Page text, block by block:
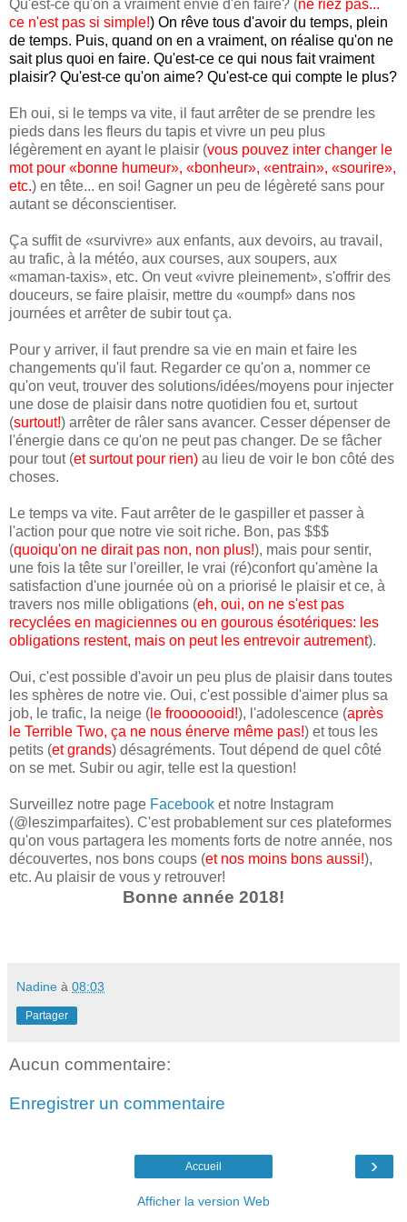
Qu'est-ce qu'on a vraiment envie d'en faire? (ne riez pas...
ce n'est pas si simple!) On rêve tous d'avoir du temps, plein
de temps. Puis, quand on en a vraiment, on réalise qu'on ne
sait plus quoi en faire. Qu'est-ce ce qui nous fait vraiment
plaisir? Qu'est-ce qu'on aime? Qu'est-ce qui compte le plus?
Eh oui, si le temps va vite, il faut arrêter de se prendre les
pieds dans les fleurs du tapis et vivre un peu plus
légèrement en ayant le plaisir (vous pouvez inter changer le
mot pour «bonne humeur», «bonheur», «entrain», «sourire»,
etc.) en tête... en soi! Gagner un peu de légèreté sans pour
autant se déconscientiser.
Ça suffit de «survivre» aux enfants, aux devoirs, au travail,
au trafic, à la météo, aux courses, aux soupers, aux
«maman-taxis», etc. On veut «vivre pleinement», s'offrir des
douceurs, se faire plaisir, mettre du «oumpf» dans nos
journées et arrêter de subir tout ça.
Pour y arriver, il faut prendre sa vie en main et faire les
changements qu'il faut. Regarder ce qu'on a, nommer ce
qu'on veut, trouver des solutions/idées/moyens pour injecter
une dose de plaisir dans notre quotidien fou et, surtout
(surtout!) arrêter de râler sans avancer. Cesser dépenser de
l'énergie dans ce qu'on ne peut pas changer. De se fâcher
pour tout (et surtout pour rien) au lieu de voir le bon côté des
choses.
Le temps va vite. Faut arrêter de le gaspiller et passer à
l'action pour que notre vie soit riche. Bon, pas $$$
(quoiqu'on ne dirait pas non, non plus!), mais pour sentir,
une fois la tête sur l'oreiller, le vrai (ré)confort qu'amène la
satisfaction d'une journée où on a priorisé le plaisir et ce, à
travers nos mille obligations (eh, oui, on ne s'est pas
recyclées en magiciennes ou en gourous ésotériques: les
obligations restent, mais on peut les entrevoir autrement).
Oui, c'est possible d'avoir un peu plus de plaisir dans toutes
les sphères de notre vie. Oui, c'est possible d'aimer plus sa
job, le trafic, la neige ( le frooooooid!), l'adolescence (après
le Terrible Two, ça ne nous énerve même pas!) et tous les
petits (et grands) désagréments. Tout dépend de quel côté
on se met. Subir ou agir, telle est la question!
Surveillez notre page Facebook et notre Instagram
(@leszimparfaites). C'est probablement sur ces plateformes
qu'on vous partagera les moments forts de notre année, nos
découvertes, nos bons coups (et nos moins bons aussi!),
etc. Au plaisir de vous y retrouver!
Bonne année 2018!
Nadine à 08:03
Partager
Aucun commentaire:
Enregistrer un commentaire
›
Accueil
Afficher la version Web